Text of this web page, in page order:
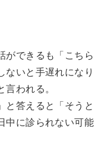
ができるも「こちら
ないと手遅れになり
われる。
と答えると「そうと
中に診られない可能